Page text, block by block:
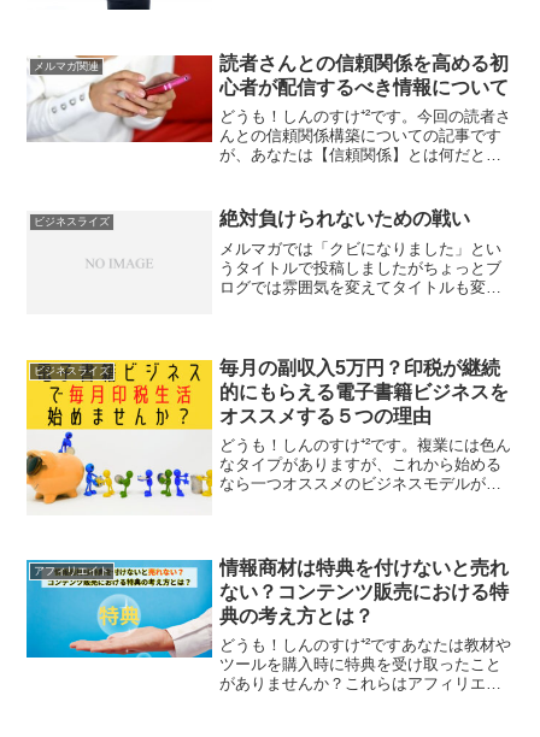
に、「アンテナの張り方」って...
メルマガ関連
読者さんとの信頼関係を高める初
心者が配信するべき情報について
どうも！しんのすけ⁺²です。今回の読者さ
んとの信頼関係構築についての記事です
が、あなたは【信頼関係】とは何だと思
人の発信する情報を積極的に受け取る」
と感じてもらえるこ...
ビジネスライズ 絶対負けられないための戦い
メルマガでは「クビになりました」とい
うタイトルで投稿しましたがちょっとブ
ログでは雰囲気を変えてタイトルも変更
めのものです。収益と時...
ビジネスライズ
毎月の副収入5万円？印税が継続
的にもらえる電子書籍ビジネスを
オススメする５つの理由
どうも！しんのすけ⁺²です。複業には色ん
なタイプがありますが、これから始める
なら一つオススメのビジネスモデルがあ
ちろん自分で出版して...
アフィリエイト
情報商材は特典を付けないと売れ
ない？コンテンツ販売における特
典の考え方とは？
どうも！しんのすけ⁺²ですあなたは教材や
ツールを購入時に特典を受け取ったこと
がありませんか？これらはアフィリエイ